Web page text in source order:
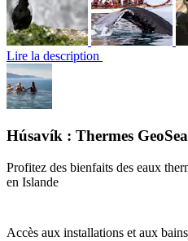
Lire la description
Húsavík : Thermes GeoSea
Profitez des bienfaits des eaux
en Islande
Accès aux installations et aux